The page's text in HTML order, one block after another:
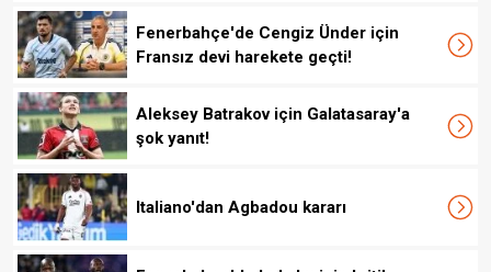
Fenerbahçe'de Cengiz Ünder için
Fransız devi harekete geçti!
Aleksey Batrakov için Galatasaray'a
şok yanıt!
Italiano'dan Agbadou kararı